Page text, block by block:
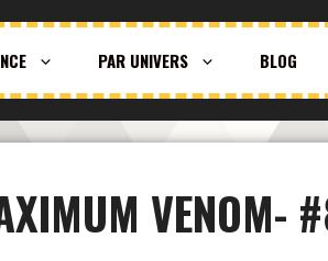
PAR UNIVERS BLOG
VENOM-